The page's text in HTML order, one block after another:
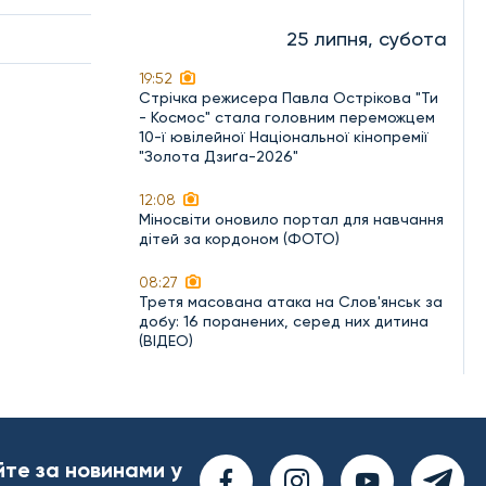
25 липня, субота
19:52
Стрічка режисера Павла Острікова "Ти
- Космос" стала головним переможцем
10-ї ювілейної Національної кінопремії
"Золота Дзиґа-2026"
12:08
Міносвіти оновило портал для навчання
дітей за кордоном (ФОТО)
08:27
Третя масована атака на Слов'янськ за
добу: 16 поранених, серед них дитина
(ВІДЕО)
за новинами у